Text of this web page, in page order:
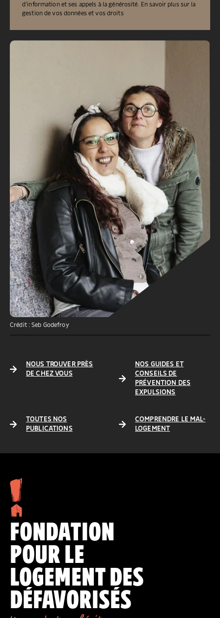
d’information et ses appels à la générosité. En savoir plus sur la
gestion de vos données et vos droits
Crédit : Seb Godefroy
NOUS TROUVER PRÈS
DE CHEZ VOUS
NOS GUIDES ET
CONSEILS DE
PRÉVENTION DES
EXPULSIONS
TOUTES NOS
PUBLICATIONS
COMPRENDRE LE MAL-
LOGEMENT
FONDATION
POUR LE
LOGEMENT DES
DÉFAVORISÉS